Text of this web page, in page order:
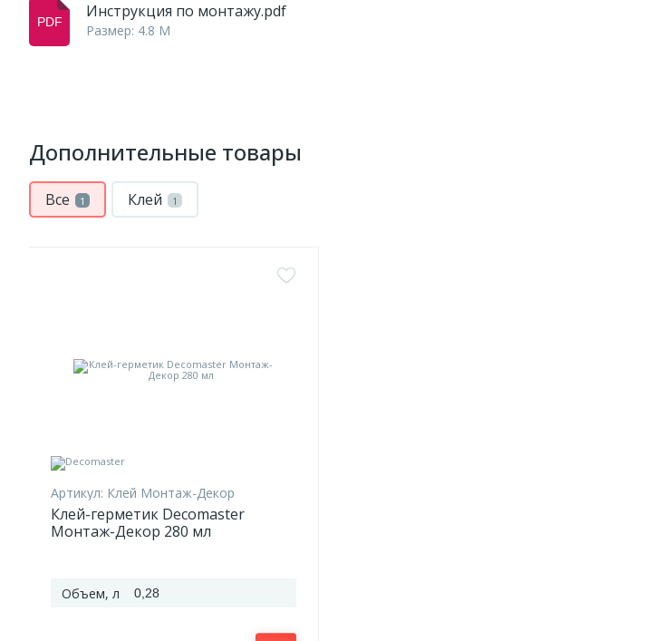
Инструкция по монтажу.pdf
Размер: 4.8 M
Дополнительные товары
Все 1 Клей 1
Артикул: Клей Монтаж-Декор
Клей-герметик Decomaster
Монтаж-Декор 280 мл
Объем, л 0,28